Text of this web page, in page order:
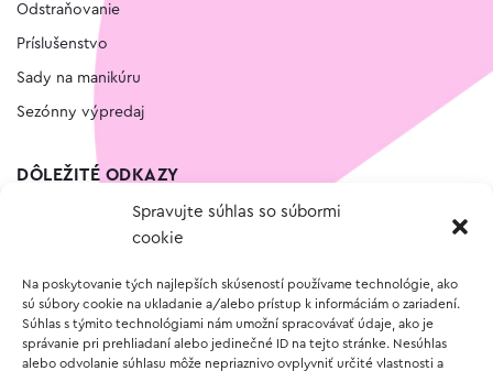
Spravujte súhlas so súbormi
cookie
Na poskytovanie tých najlepších skúseností používame technológie, ako
sú súbory cookie na ukladanie a/alebo prístup k informáciám o zariadení.
Súhlas s týmito technológiami nám umožní spracovávať údaje, ako je
správanie pri prehliadaní alebo jedinečné ID na tejto stránke. Nesúhlas
alebo odvolanie súhlasu môže nepriaznivo ovplyvniť určité vlastnosti a
Odstraňovanie
Príslušenstvo
Sady na manikúru
Sezónny výpredaj
DÔLEŽITÉ ODKAZY
Vernostný program
O NÁKUPE